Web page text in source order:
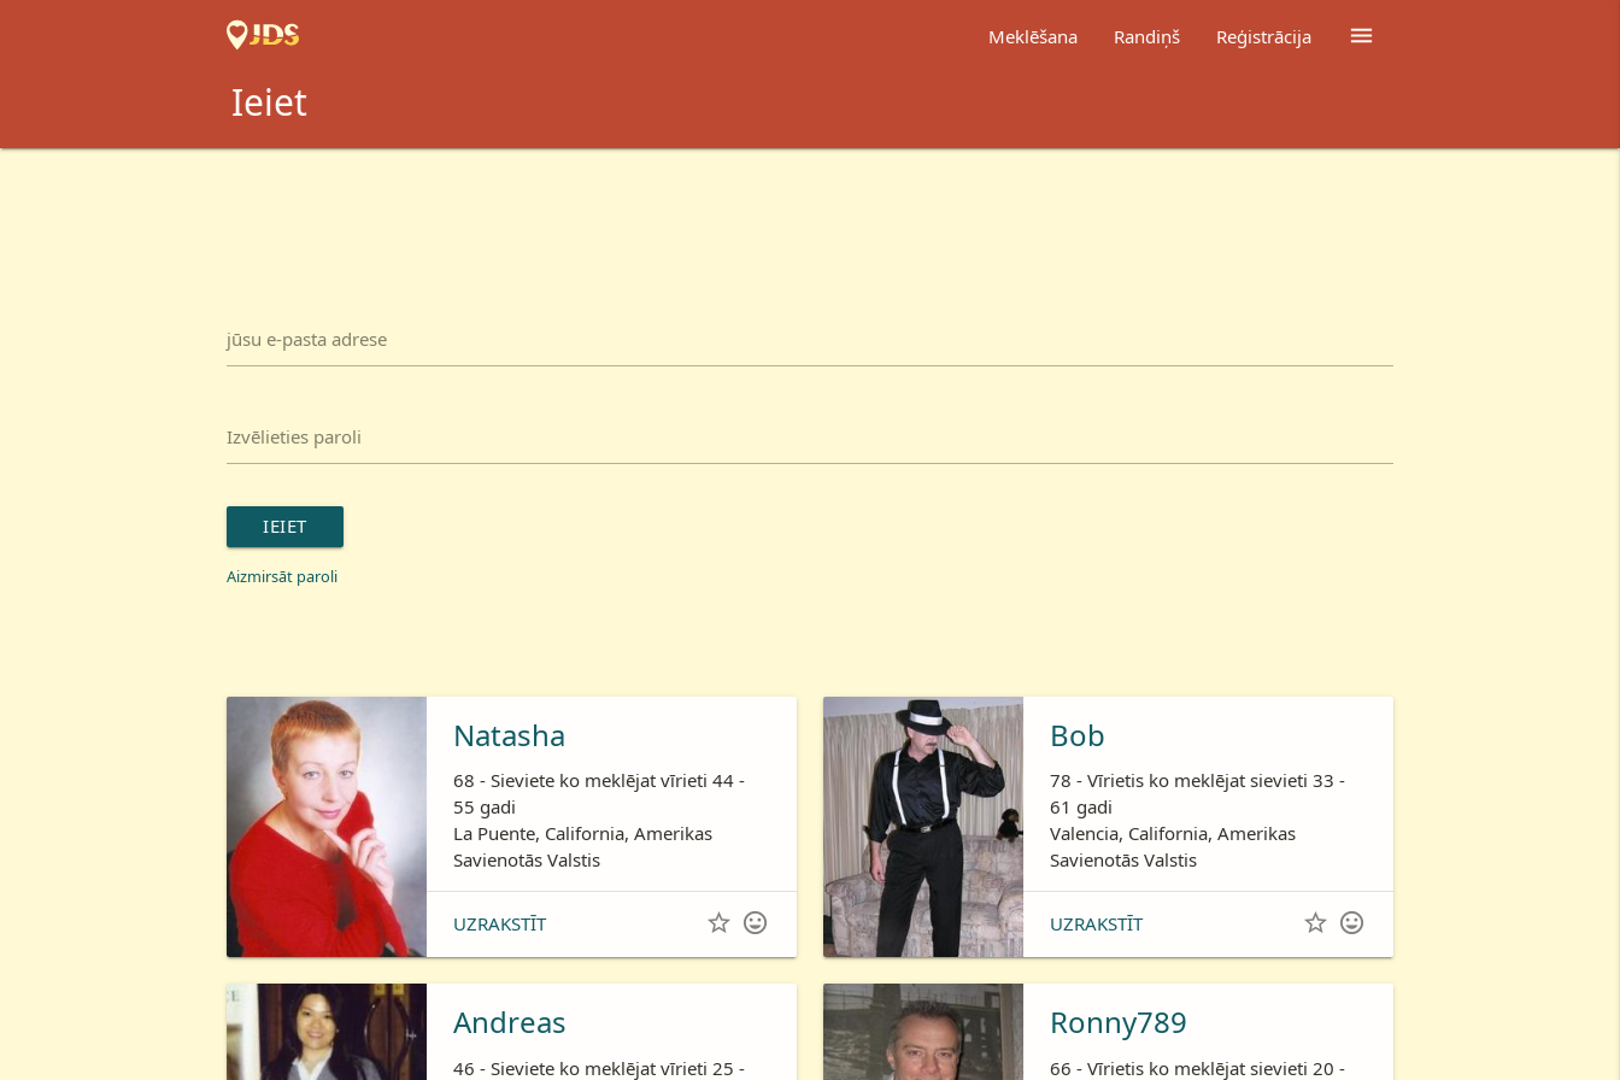

Meklēšana Randiņš Reģistrācija
Ieiet
jūsu e-pasta adrese
Izvēlieties paroli
IEIET
Aizmirsāt paroli
Natasha
68 - Sieviete ko meklējat vīrieti 44 -
55 gadi
La Puente, California, Amerikas
Savienotās Valstis
UZRAKSTĪT  
Bob
78 - Vīrietis ko meklējat sievieti 33 -
61 gadi
Valencia, California, Amerikas
Savienotās Valstis
UZRAKSTĪT  
Andreas
46 - Sieviete ko meklējat vīrieti 25 -
Ronny789
66 - Vīrietis ko meklējat sievieti 20 -